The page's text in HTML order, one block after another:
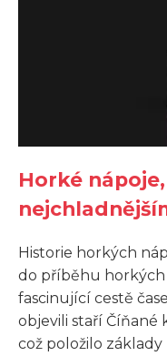
Horké
Historie horkých
do příběhu horkých
fascinující cestě
objevili staří Číňané
což položilo